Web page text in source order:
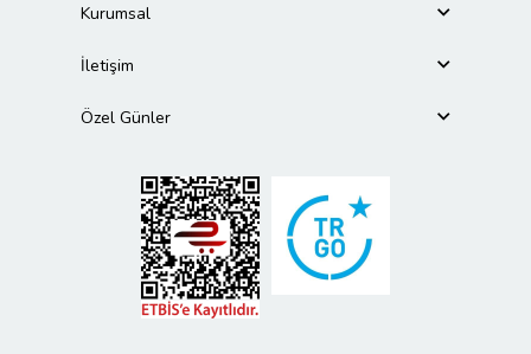
Kurumsal
İletişim
Özel Günler